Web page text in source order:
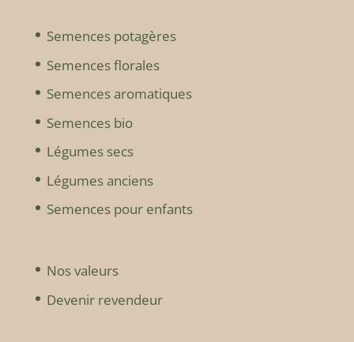
Semences potagères
Semences florales
Semences aromatiques
Semences bio
Légumes secs
Légumes anciens
Semences pour enfants
Nos valeurs
Devenir revendeur